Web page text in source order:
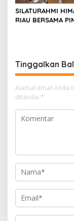
SILATURAHMI
RIAU BERSAMA
Tinggalkan
Alamat email Anda
ditandai *